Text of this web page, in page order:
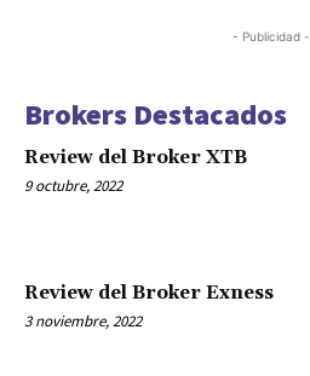
- Publicidad -
Brokers Destacados
Review del Broker XTB
9 octubre, 2022
Review del Broker Exness
3 noviembre, 2022